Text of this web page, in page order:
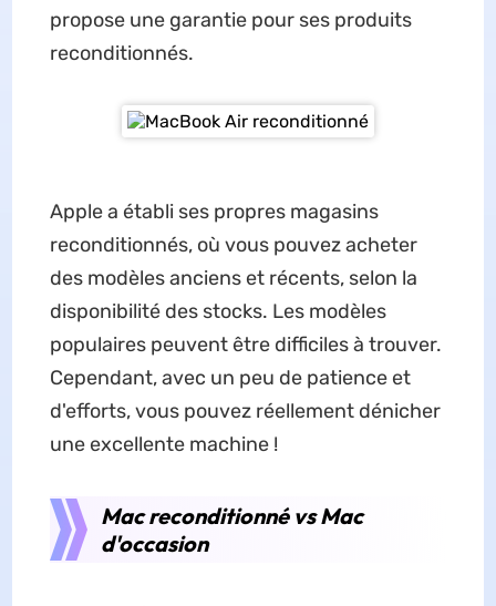
propose une garantie pour ses produits
reconditionnés.
Apple a établi ses propres magasins
reconditionnés, où vous pouvez acheter
des modèles anciens et récents, selon la
disponibilité des stocks. Les modèles
populaires peuvent être difficiles à trouver.
Cependant, avec un peu de patience et
d'efforts, vous pouvez réellement dénicher
une excellente machine !
Mac reconditionné vs Mac
d'occasion